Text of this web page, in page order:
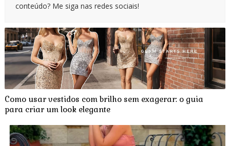
conteúdo? Me siga nas redes sociais!
Como usar vestidos com brilho sem exagerar: o guia
para criar um look elegante